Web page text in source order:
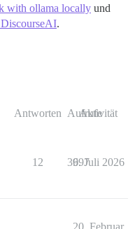
with ollama locally und
.
Antworten Aufrufe
Aktivität
12 3997
6. Juli 2026